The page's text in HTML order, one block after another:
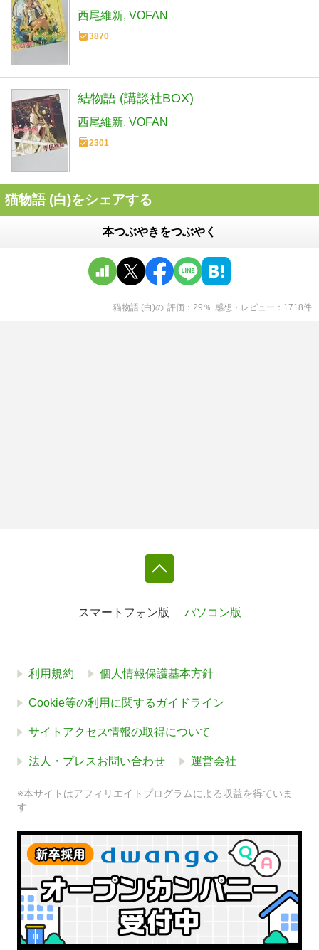
西尾維新 VOFAN
3870
結物語 (講談社BOX)
西尾維新 VOFAN
2301
猫物語 (白)をシェアする
本つぶやきをつぶやく
猫物語 (白)の 評価 29 ％ 感想・レビュー 1718件
スマートフォン版 パソコン版
利用規約 個人情報保護基本方針
Cookie等の利用に関するガイドライン
サイトアクセス情報の取得について
法人・プレスお問い合わせ 運営会社
※本サイトはアフィリエイトプログラムによる収益を得ていま
す